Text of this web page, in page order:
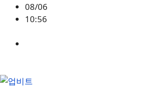
08/06
10:56